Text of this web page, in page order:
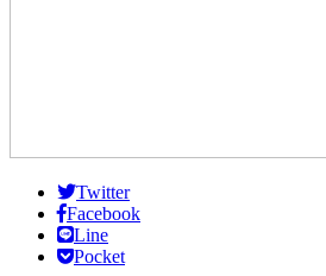
Twitter
Facebook
Line
Pocket